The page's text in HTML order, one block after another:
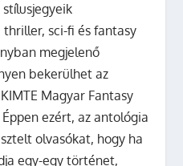
sci-fi és fantasy
megjelenő
bekerülhet az
Magyar Fantasy
ezért, az antológia
olvasókat, hogy ha
egy-egy történet,